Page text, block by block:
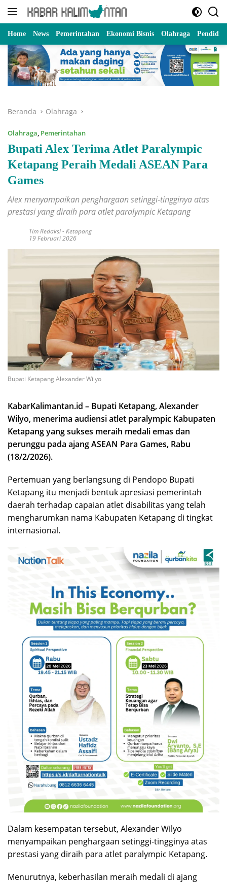
Langsung
Home News Pemerintahan Ekonomi Bisnis Olahraga
Beranda Olahraga
Olahraga, Pemerintahan
Bupati Alex Terima Atlet Paralympic
Ketapang Peraih Medali ASEAN Para
Games
Alex menyampaikan penghargaan setinggi-tingginya atas
prestasi yang diraih para atlet paralympic Ketapang
Tim Redaksi-Ketapang
19 Februari 2026
Bupati Ketapang Alexander Wilyo
KabarKalimantan.id – Bupati Ketapang, Alexander
Wilyo, menerima audiensi atlet paralympic Kabupaten
Ketapang yang sukses meraih medali emas dan
perunggu pada ajang ASEAN Para Games, Rabu
(18/2/2026).
Pertemuan yang berlangsung di Pendopo Bupati
Ketapang itu menjadi bentuk apresiasi pemerintah
daerah terhadap capaian atlet disabilitas yang telah
mengharumkan nama Kabupaten Ketapang di tingkat
internasional.
Dalam kesempatan tersebut, Alexander Wilyo
menyampaikan penghargaan setinggi-tingginya atas
prestasi yang diraih para atlet paralympic Ketapang.
Menurutnya, keberhasilan meraih medali di ajang